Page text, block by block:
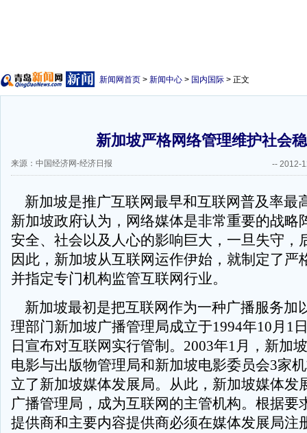
新闻网首页 > 新闻中心 > 国内国际 > 正文
新加坡严格网络管理维护社会
来源：中国经济网-经济日报 -- 2012-
新加坡是推广互联网最早和互联网普及率最
新加坡政府认为，网络媒体是非常重要的战略
安全、社会以及人心的影响巨大，一旦失守，
因此，新加坡从互联网运作伊始，就制定了严
并指定专门机构监管互联网行业。
新加坡最初是把互联网作为一种广播服务加
理部门新加坡广播管理局成立于1994年10月1
日宣布对互联网实行管制。2003年1月，新加
电影与出版物管理局和新加坡电影委员会3家
立了新加坡媒体发展局。从此，新加坡媒体发
广播管理局，成为互联网的主管机构。根据要
提供商和主要内容提供商必须在媒体发展局注